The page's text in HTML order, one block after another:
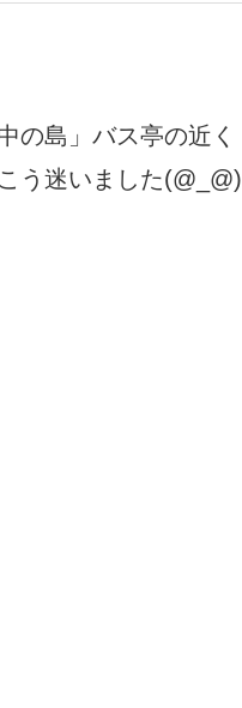
の島」バス亭の近く
う迷いました(@_@)